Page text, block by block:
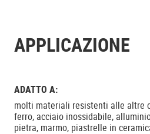
APPLICAZIONE
ADATTO A:
molti materiali resistenti alle altre
ferro, acciaio inossidabile,
pietra, marmo, piastrelle in